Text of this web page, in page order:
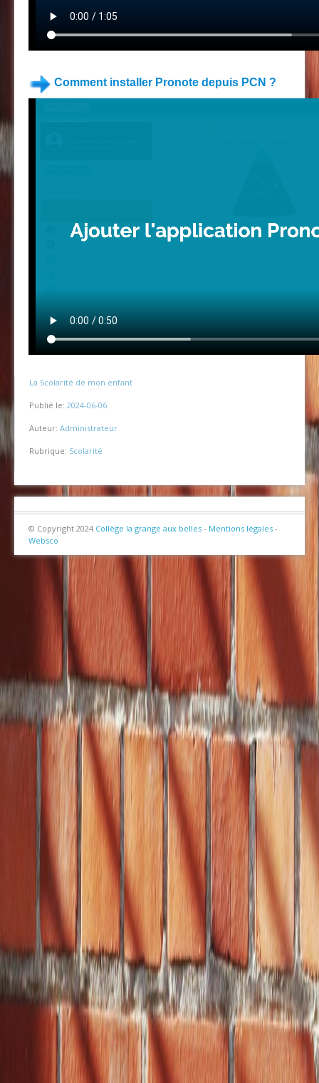
Comment installer Pronote depuis PCN ?
La Scolarité de mon enfant
Publié le: 2024-06-06
Auteur: Administrateur
Rubrique: Scolarité
© Copyright 2024 Collège la grange aux belles - Mentions légales -
Websco